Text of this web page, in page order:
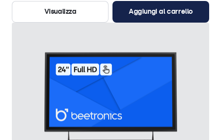
Visualizza
Aggiungi al carrello